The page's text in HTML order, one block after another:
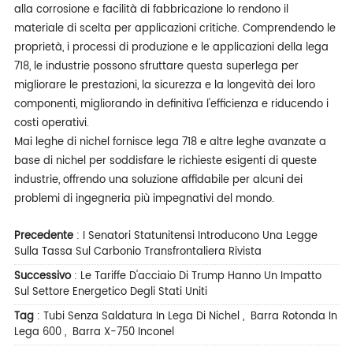
alla corrosione e facilità di fabbricazione lo rendono il
materiale di scelta per applicazioni critiche. Comprendendo le
proprietà, i processi di produzione e le applicazioni della lega
718, le industrie possono sfruttare questa superlega per
migliorare le prestazioni, la sicurezza e la longevità dei loro
componenti, migliorando in definitiva l'efficienza e riducendo i
costi operativi.
Mai leghe di nichel fornisce lega 718 e altre leghe avanzate a
base di nichel per soddisfare le richieste esigenti di queste
industrie, offrendo una soluzione affidabile per alcuni dei
problemi di ingegneria più impegnativi del mondo.
Precedente: I Senatori Statunitensi Introducono Una Legge
Sulla Tassa Sul Carbonio Transfrontaliera Rivista
Successivo: Le Tariffe D'acciaio Di Trump Hanno Un Impatto
Sul Settore Energetico Degli Stati Uniti
Tag: Tubi Senza Saldatura In Lega Di Nichel, Barra Rotonda In
Lega 600, Barra X-750 Inconel